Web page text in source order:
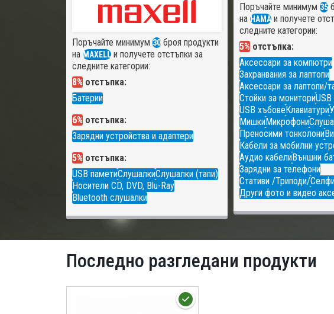
Поръчайте минимум 35
на HAMAи получете
следните категории:
5% отстъпка:
Аксесоари за компютри
Захранвания за лаптопи
Аксесоари за лаптопи/
Стойки за мониториUSB
USB хъбовеКлавиатури
МишкиМикрофони
Преносими тонколони
Кабели за мобилни
Аудио кабелиВъншни
Зарядни за телефони
Стативи /Триподи/
Други фото и видео
Поръчайте минимум 30 броя продукти
на MAXELL и получете отстъпки за
следните категории:
8% отстъпка:
Батерии
6% отстъпка:
Зарядни устройства и адаптери
5% отстъпка:
USB паметиСлушалкиСлушалки (тапи)
Носители CD, DVD, Blu-Ray
Bluetooth слушалки
Последно разгледани продукти